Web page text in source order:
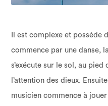
Il est complexe et possède
commence par une danse,
s’exécute sur le sol, au
l’attention des dieux.
musicien commence à